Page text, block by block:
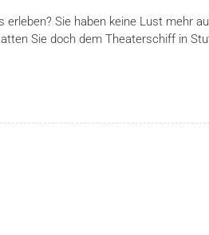
Sie haben keine Lust mehr
Sie doch dem Theaterschiff in